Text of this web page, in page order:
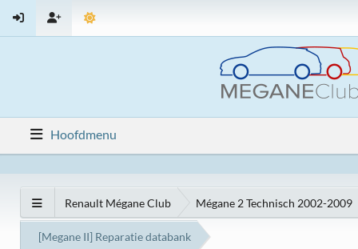
Hoofdmenu
Renault Mégane Club Mégane 2 Technisch 2002-2009
[Megane II] Reparatie databank